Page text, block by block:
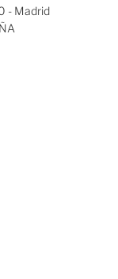
- Madrid